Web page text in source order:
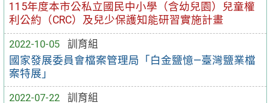
115年度本市公私立國民中小學（含幼兒園）兒童權
利公約（CRC）及兒少保護知能研習實施計畫
2022-10-05
訓育組
國家發展委員會檔案管理局「白金鹽憶—臺灣鹽業檔
案特展」
2022-07-22
訓育組